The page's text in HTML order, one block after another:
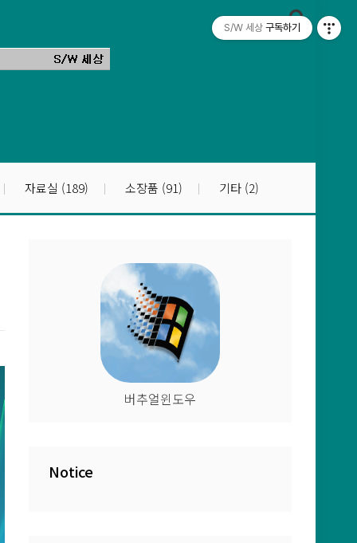
자료실 (189) 소장품 (91) 기타 (2)
버추얼윈도우
Notice
S/W 세상 구독하기